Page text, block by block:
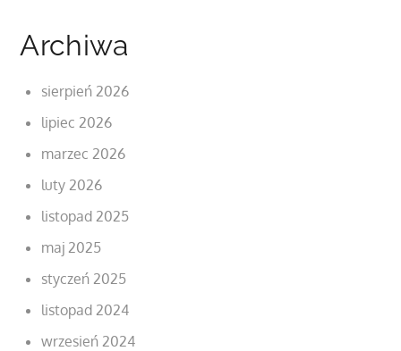
Archiwa
sierpień 2026
lipiec 2026
marzec 2026
luty 2026
listopad 2025
maj 2025
styczeń 2025
listopad 2024
wrzesień 2024